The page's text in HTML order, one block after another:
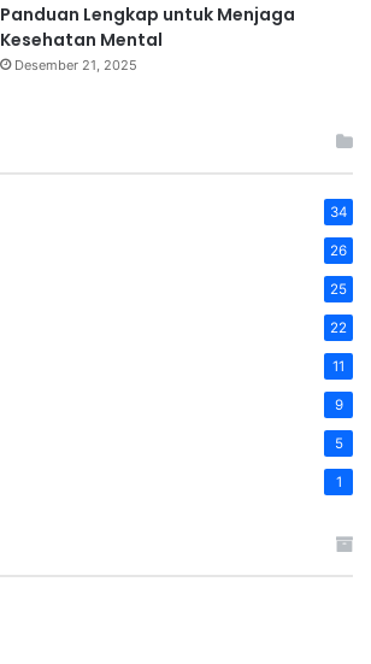
Panduan Lengkap untuk Menjaga
Kesehatan Mental
Desember 21, 2025
34
26
25
22
11
9
5
1